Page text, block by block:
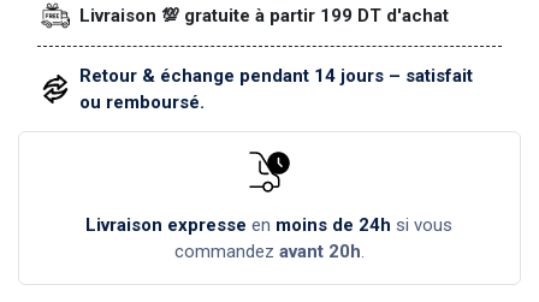
Livraison 💯 gratuite à partir 199 DT d'achat
Retour & échange pendant 14 jours – satisfait
ou remboursé.
Livraison expresse en moins de 24h si vous
commandez avant 20h.